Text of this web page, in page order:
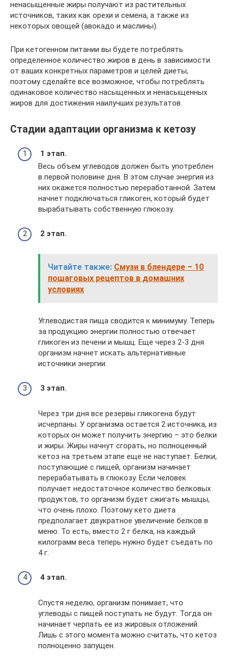
ненасыщенные жиры получают из растительных
источников, таких как орехи и семена, а также из
некоторых овощей (авокадо и маслины).
При кетогенном питании вы будете потреблять
определенное количество жиров в день в зависимости
от ваших конкретных параметров и целей диеты,
поэтому сделайте все возможное, чтобы потреблять
одинаковое количество насыщенных и ненасыщенных
жиров для достижения наилучших результатов.
Стадии адаптации организма к кетозу
1 этап.
Весь объем углеводов должен быть употреблен
в первой половине дня. В этом случае энергия из
них окажется полностью переработанной. Затем
начнет подключаться гликоген, который будет
вырабатывать собственную глюкозу.
2 этап.
Читайте также: Смузи в блендере – 10
пошаговых рецептов в домашних
условиях
Углеводистая пища сводится к минимуму. Теперь
за продукцию энергии полностью отвечает
гликоген из печени и мышц. Еще через 2-3 дня
организм начнет искать альтернативные
источники энергии.
3 этап.
Через три дня все резервы гликогена будут
исчерпаны. У организма остается 2 источника, из
которых он может получить энергию – это белки
и жиры. Жиры начнут сгорать, но полноценный
кетоз на третьем этапе еще не наступает. Белки,
поступающие с пищей, организм начинает
перерабатывать в глюкозу. Если человек
получает недостаточное количество белковых
продуктов, то организм будет сжигать мышцы,
что очень плохо. Поэтому кето диета
предполагает двукратное увеличение белков в
меню. То есть, вместо 2 г белка, на каждый
килограмм веса теперь нужно будет съедать по
4 г.
4 этап.
Спустя неделю, организм понимает, что
углеводы с пищей поступать не будут. Тогда он
начинает черпать ее из жировых отложений.
Лишь с этого момента можно считать, что кетоз
полноценно запущен.